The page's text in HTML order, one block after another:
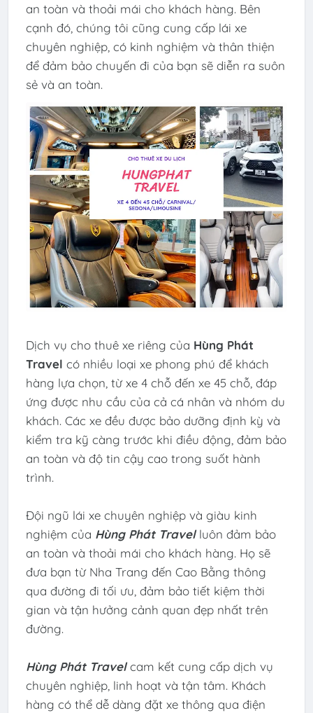
an toàn và thoải mái cho khách hàng. Bên
cạnh đó, chúng tôi cũng cung cấp lái xe
chuyên nghiệp, có kinh nghiệm và thân thiện
để đảm bảo chuyến đi của bạn sẽ diễn ra suôn
sẻ và an toàn.
Dịch vụ cho thuê xe riêng của Hùng Phát
Travel có nhiều loại xe phong phú để khách
hàng lựa chọn, từ xe 4 chỗ đến xe 45 chỗ, đáp
ứng được nhu cầu của cả cá nhân và nhóm du
khách. Các xe đều được bảo dưỡng định kỳ và
kiểm tra kỹ càng trước khi điều động, đảm bảo
an toàn và độ tin cậy cao trong suốt hành
trình.
Đội ngũ lái xe chuyên nghiệp và giàu kinh
nghiệm của Hùng Phát Travelluôn đảm bảo
an toàn và thoải mái cho khách hàng. Họ sẽ
đưa bạn từ Nha Trang đến Cao Bằng thông
qua đường đi tối ưu, đảm bảo tiết kiệm thời
gian và tận hưởng cảnh quan đẹp nhất trên
đường.
Hùng Phát Travelcam kết cung cấp dịch vụ
chuyên nghiệp, linh hoạt và tận tâm. Khách
hàng có thể dễ dàng đặt xe thông qua điện